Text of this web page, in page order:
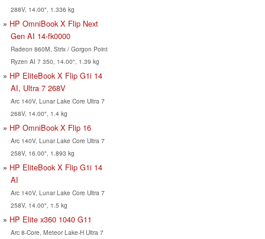
288V, 14.00", 1.336 kg
HP OmniBook X Flip Next
Gen AI 14-fk0000
Radeon 860M, Strix / Gorgon Point
Ryzen AI 7 350, 14.00", 1.39 kg
HP EliteBook X Flip G1i 14
AI, Ultra 7 268V
Arc 140V, Lunar Lake Core Ultra 7
268V, 14.00", 1.4 kg
HP OmniBook X Flip 16
Arc 140V, Lunar Lake Core Ultra 7
258V, 16.00", 1.893 kg
HP EliteBook X Flip G1i 14
AI
Arc 140V, Lunar Lake Core Ultra 7
258V, 14.00", 1.5 kg
HP Elite x360 1040 G11
Arc 8-Core, Meteor Lake-H Ultra 7